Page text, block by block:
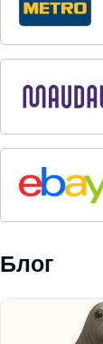
Блог